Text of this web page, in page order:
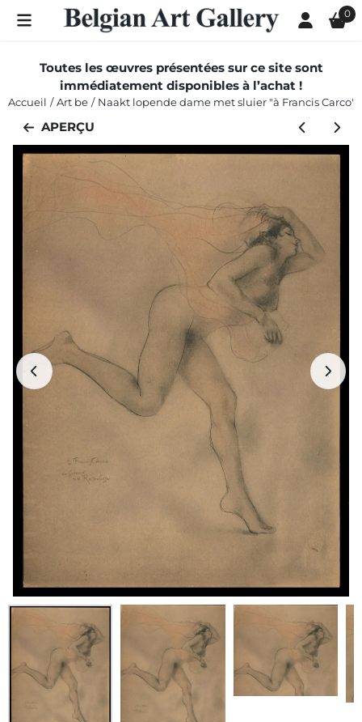
Les préférences de cookies sont actuellement fermées. 0
Toutes les œuvres présentées sur ce site sont
immédiatement disponibles à l’achat !
Accueil / Art be / Naakt lopende dame met sluier "à Francis Carco"
APERÇU